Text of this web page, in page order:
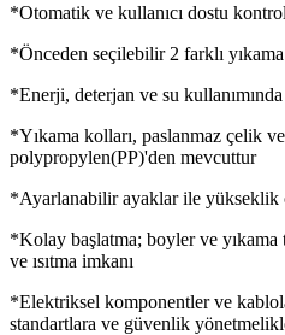
*Otomatik ve kullanıcı dostu
*Önceden seçilebilir 2 farklı
*Enerji, deterjan ve su
*Yıkama kolları, paslanmaz çelik
polypropylen(PP)'den mevcuttur
*Ayarlanabilir ayaklar ile yükseklik
*Kolay başlatma; boyler ve yıkama
ve ısıtma imkanı
*Elektriksel komponentler ve
standartlara ve güvenlik